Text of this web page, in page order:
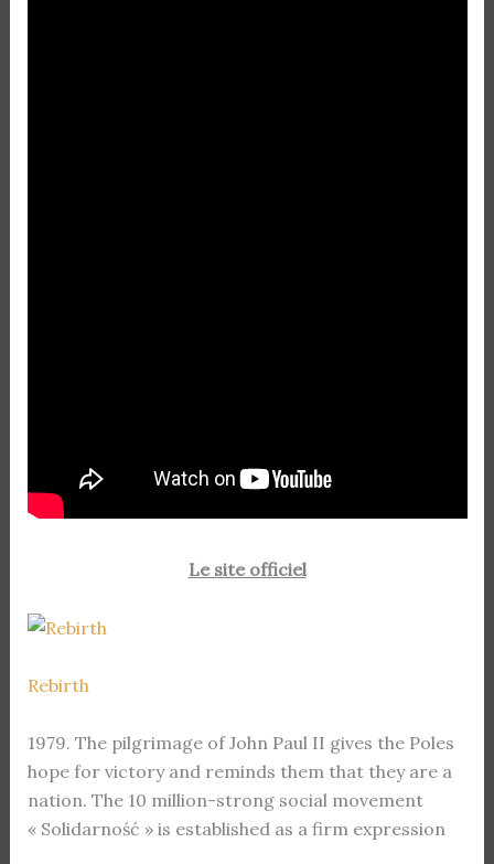
Le site officiel
Rebirth
1979. The pilgrimage of John Paul II gives the Poles
hope for victory and reminds them that they are a
nation. The 10 million-strong social movement
« Solidarność » is established as a firm expression